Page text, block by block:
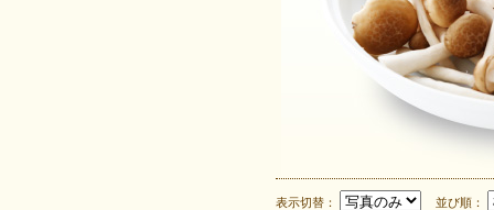
表示切替： 並び順：